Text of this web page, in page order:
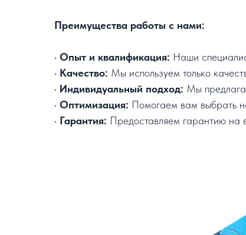
Преимущества работы с нами:
• Опыт и квалификация: Наши
• Качество: Мы используем только
• Индивидуальный подход: Мы
• Оптимизация: Помогаем вам выбрать
• Гарантия: Предоставляем гарантию на